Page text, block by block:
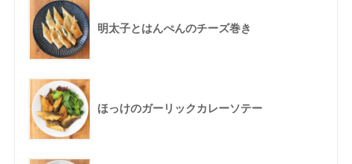
明太子とはんぺんのチーズ巻き
ほっけのガーリックカレーソテー